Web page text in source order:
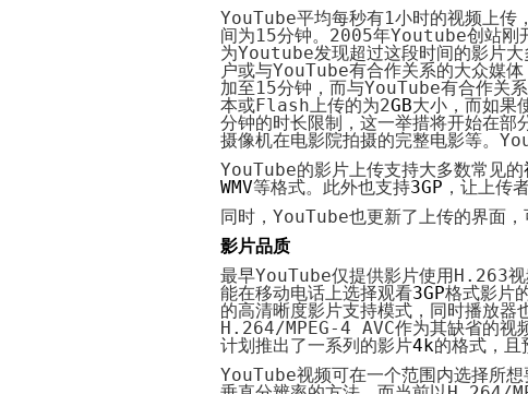
YouTube平均每秒有1小时的视频上传
间为15分钟。 2005年Youtube创站刚
为Youtube发现超过这段时间的影片
户或与YouTube有合作关系的大众媒
加至15分钟，而与YouTube有合作关
本或Flash上传的为2GB大小，而如果
分钟的时长限制，这一举措将开始在部
摄像机在电影院拍摄的完整电影等。
YouTube的影片上传支持大多数常见的
WMV等格式。此外也支持3GP ，让上传
同时， YouTube也更新了上传的界面，
影片品质
最早YouTube仅提供影片使用H.263
能在移动电话上选择观看3GP格式影片
的高清晰度影片支持模式，同时播放器
H.264/MPEG-4 AVC作为其缺省的视
计划推出了一系列的影片4k的格式，且
YouTube视频可在一个范围内选择所